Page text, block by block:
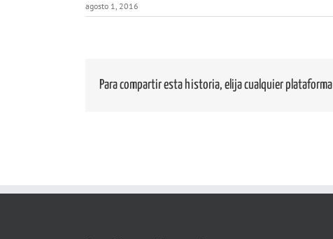
agosto 1, 2016
Para compartir esta historia, elija cualquier plataforma